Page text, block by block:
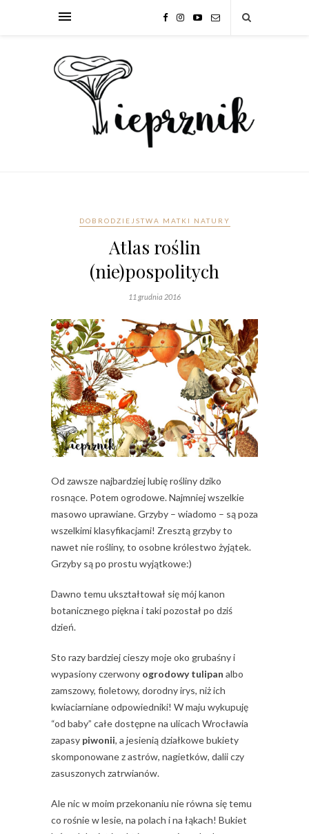
DOBRODZIEJSTWA MATKI NATURY
Atlas roślin
(nie)pospolitych
11 grudnia 2016
Od zawsze najbardziej lubię rośliny dziko
rosnące. Potem ogrodowe. Najmniej wszelkie
masowo uprawiane. Grzyby – wiadomo – są poza
wszelkimi klasyfikacjami! Zresztą grzyby to
nawet nie rośliny, to osobne królestwo żyjątek.
Grzyby są po prostu wyjątkowe:)
Dawno temu ukształtował się mój kanon
botanicznego piękna i taki pozostał po dziś
dzień.
Sto razy bardziej cieszy moje oko grubaśny i
wypasiony czerwony ogrodowy tulipan albo
zamszowy, fioletowy, dorodny irys, niż ich
kwiaciarniane odpowiedniki! W maju wykupuję
“od baby” całe dostępne na ulicach Wrocławia
zapasy piwonii, a jesienią działkowe bukiety
skomponowane z astrów, nagietków, dalii czy
zasuszonych zatrwianów.
Ale nic w moim przekonaniu nie równa się temu
co rośnie w lesie, na polach i na łąkach! Bukiet